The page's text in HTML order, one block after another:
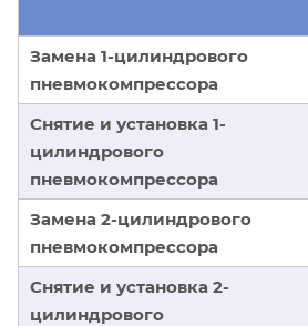
Замена 1-цилиндрового
пневмокомпрессора
Снятие и установка 1-
цилиндрового
пневмокомпрессора
Замена 2-цилиндрового
пневмокомпрессора
Снятие и установка 2-
цилиндрового